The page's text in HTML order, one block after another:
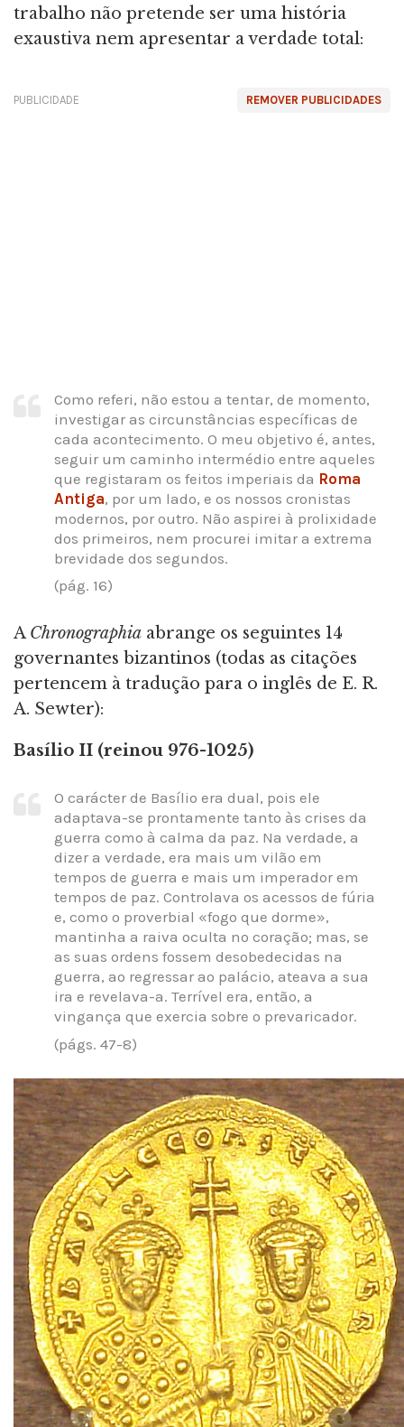
trabalho não pretende ser uma história
exaustiva nem apresentar a verdade total:
REMOVER PUBLICIDADES
PUBLICIDADE
Como referi, não estou a tentar, de momento,
investigar as circunstâncias específicas de
cada acontecimento. O meu objetivo é, antes,
seguir um caminho intermédio entre aqueles
que registaram os feitos imperiais da Roma
Antiga, por um lado, e os nossos cronistas
modernos, por outro. Não aspirei à prolixidade
dos primeiros, nem procurei imitar a extrema
brevidade dos segundos.
(pág. 16)
AChronographia abrange os seguintes 14
governantes bizantinos (todas as citações
pertencem à tradução para o inglês de E. R.
A. Sewter):
Basílio II (reinou 976-1025)
O carácter de Basílio era dual, pois ele
adaptava-se prontamente tanto às crises da
guerra como à calma da paz. Na verdade, a
dizer a verdade, era mais um vilão em
tempos de guerra e mais um imperador em
tempos de paz. Controlava os acessos de fúria
e, como o proverbial «fogo que dorme»,
mantinha a raiva oculta no coração; mas, se
as suas ordens fossem desobedecidas na
guerra, ao regressar ao palácio, ateava a sua
ira e revelava-a. Terrível era, então, a
vingança que exercia sobre o prevaricador.
(págs. 47-8)